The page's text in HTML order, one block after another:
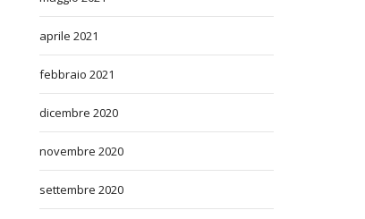
aprile 2021
febbraio 2021
dicembre 2020
novembre 2020
settembre 2020